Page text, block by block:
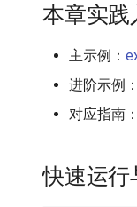
本章实践
主示例：
进阶示例：
对应指南：
快速运行